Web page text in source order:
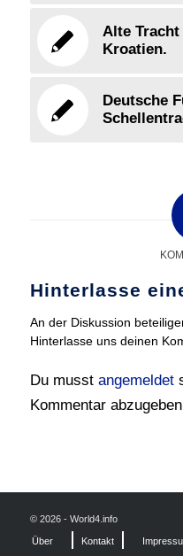
Alte
Kroatien.
Deutsche
Hinterlasse
An der Diskussion
Hinterlasse uns deinen
Du musst angemeldet
Kommentar
© 2026 - World4.info
Über Kontakt